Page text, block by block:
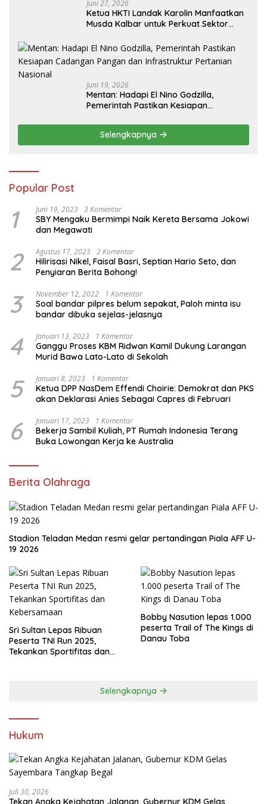
Juni 27, 2026
Ketua HKTI Landak Karolin Manfaatkan
Musda Kalbar untuk Perkuat Sektor
Juni 19, 2026
Mentan: Hadapi El Nino Godzilla,
Pemerintah Pastikan Kesiapan
Pertanian Nasional
Selengkapnya
Popular Post
1 Juni 19, 2023 3 Komentar
SBY Mengaku Bermimpi Naik Kereta Bersama Jokowi
dan Megawati
2 Agustus 17, 2023 2 Komentar
Hilirisasi Nikel, Faisal Basri, Septian Hario Seto, dan
Penyiaran Berita Bohong!
3 November 12, 2022 1 Komentar
Soal bandar pilpres belum sepakat, Paloh minta isu
bandar dibuka sejelas-jelasnya
4 Januari 13, 2023 1 Komentar
Ganggu Proses KBM Ridwan Kamil Dukung Larangan
Murid Bawa Lato-Lato di Sekolah
5 Januari 8, 2023 1 Komentar
Ketua DPP NasDem Effendi Choirie: Demokrat dan PKS
akan Deklarasi Anies Sebagai Capres di Februari
6 Januari 17, 2023 1 Komentar
Bekerja Sambil Kuliah, PT Rumah Indonesia Terang
Buka Lowongan Kerja ke Australia
Berita Olahraga
Stadion Teladan Medan resmi gelar pertandingan Piala AFF U-
19 2026
Sri Sultan Lepas Ribuan
Peserta TNI Run 2025,
Tekankan Sportifitas dan
Bobby Nasution lepas 1.000
peserta Trail of The Kings di
Danau Toba
Selengkapnya
Hukum
Juli 30, 2026
Tekan Angka Kejahatan Jalanan, Gubernur KDM Gelas